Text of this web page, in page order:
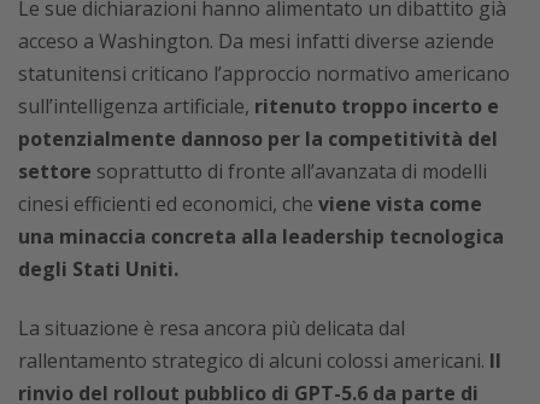
Le sue dichiarazioni hanno alimentato un dibattito già
acceso a Washington. Da mesi infatti diverse aziende
statunitensi criticano l’approccio normativo americano
sull’intelligenza artificiale, ritenuto troppo incerto e
potenzialmente dannoso per la competitività del
settore soprattutto di fronte all’avanzata di modelli
cinesi efficienti ed economici, che viene vista come
una minaccia concreta alla leadership tecnologica
degli Stati Uniti.
La situazione è resa ancora più delicata dal
rallentamento strategico di alcuni colossi americani. Il
rinvio del rollout pubblico di GPT-5.6 da parte di